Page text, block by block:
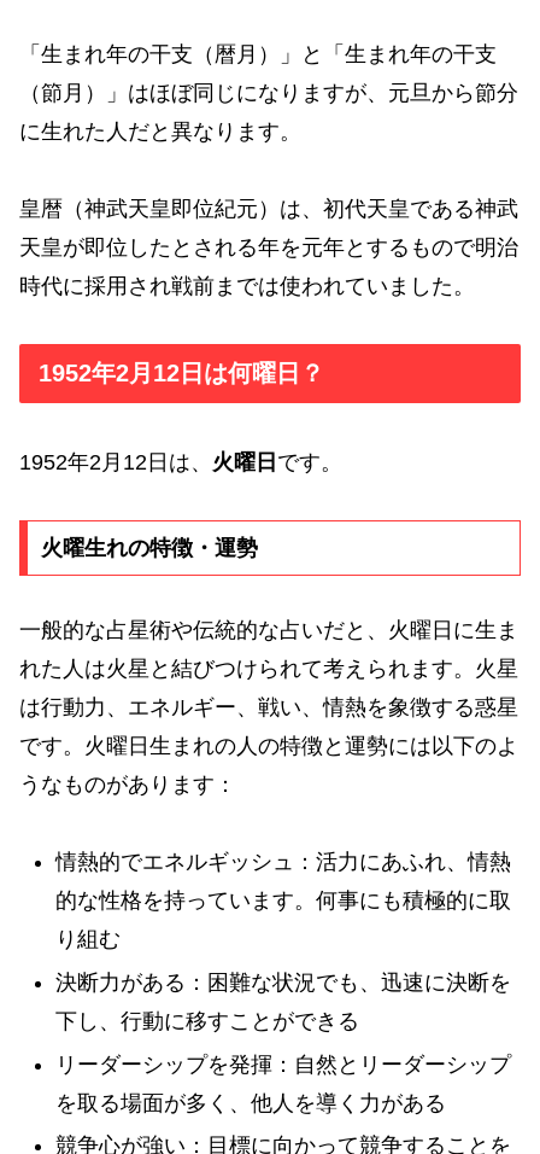
「生まれ年の干支（暦月）」と「生まれ年の干支
（節月）」はほぼ同じになりますが、元旦から節分
に生れた人だと異なります。
皇暦（神武天皇即位紀元）は、初代天皇である神武
天皇が即位したとされる年を元年とするもので明治
時代に採用され戦前までは使われていました。
1952年2月12日は何曜日？
1952年2月12日は、 火曜日 です。
火曜生れの特徴・運勢
一般的な占星術や伝統的な占いだと、火曜日に生ま
れた人は火星と結びつけられて考えられます。火星
は行動力、エネルギー、戦い、情熱を象徴する惑星
です。火曜日生まれの人の特徴と運勢には以下のよ
うなものがあります：
情熱的でエネルギッシュ：活力にあふれ、情熱
的な性格を持っています。何事にも積極的に取
り組む
決断力がある：困難な状況でも、迅速に決断を
下し、行動に移すことができる
リーダーシップを発揮：自然とリーダーシップ
を取る場面が多く、他人を導く力がある
競争心が強い：目標に向かって競争することを